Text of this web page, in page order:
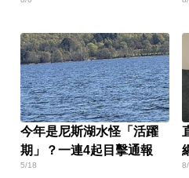
區域曝
今年是尼斯湖水怪「活躍
期」？一連4起目擊通報
5/18